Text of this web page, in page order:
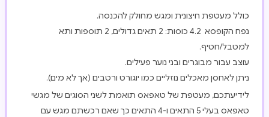
כולל מעטפת חיצונית ומגש מחולק להכנסה.
נפח הקופסא 4.2 כוסות: 2 תאים גדולים, 2 תוספות ותא
למטבל/חטיף.
עוצב עבור מבוגרים ובני נוער פעילים.
ניתן לאחסן מאכלים נוזליים כמו יוגורט ורטבים (אך לא מים).
לידיעתכם, מעטפת של טאפאס תואמת לשני הסוגים של מגשי
טאפאס בעלי 5 התאים ו-4 התאים כך שאם רכשתם מגש עם